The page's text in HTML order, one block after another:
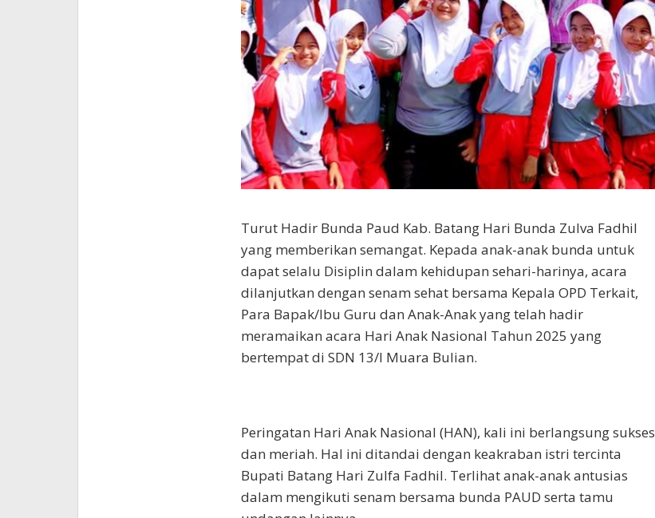
Turut Hadir Bunda Paud Kab. Batang Hari Bunda Zulva Fadhil
yang memberikan semangat. Kepada anak-anak bunda untuk
dapat selalu Disiplin dalam kehidupan sehari-harinya, acara
dilanjutkan dengan senam sehat bersama Kepala OPD Terkait,
Para Bapak/Ibu Guru dan Anak-Anak yang telah hadir
meramaikan acara Hari Anak Nasional Tahun 2025 yang
bertempat di SDN 13/I Muara Bulian.
Peringatan Hari Anak Nasional (HAN), kali ini berlangsung sukses
dan meriah. Hal ini ditandai dengan keakraban istri tercinta
Bupati Batang Hari Zulfa Fadhil. Terlihat anak-anak antusias
dalam mengikuti senam bersama bunda PAUD serta tamu